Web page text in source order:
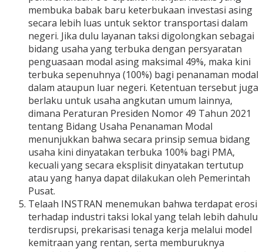
membuka babak baru keterbukaan investasi asing
secara lebih luas untuk sektor transportasi dalam
negeri. Jika dulu layanan taksi digolongkan sebagai
bidang usaha yang terbuka dengan persyaratan
penguasaan modal asing maksimal 49%, maka kini
terbuka sepenuhnya (100%) bagi penanaman modal
dalam ataupun luar negeri. Ketentuan tersebut juga
berlaku untuk usaha angkutan umum lainnya,
dimana Peraturan Presiden Nomor 49 Tahun 2021
tentang Bidang Usaha Penanaman Modal
menunjukkan bahwa secara prinsip semua bidang
usaha kini dinyatakan terbuka 100% bagi PMA,
kecuali yang secara eksplisit dinyatakan tertutup
atau yang hanya dapat dilakukan oleh Pemerintah
Pusat.
Telaah INSTRAN menemukan bahwa terdapat erosi
terhadap industri taksi lokal yang telah lebih dahulu
terdisrupsi, prekarisasi tenaga kerja melalui model
kemitraan yang rentan, serta memburuknya